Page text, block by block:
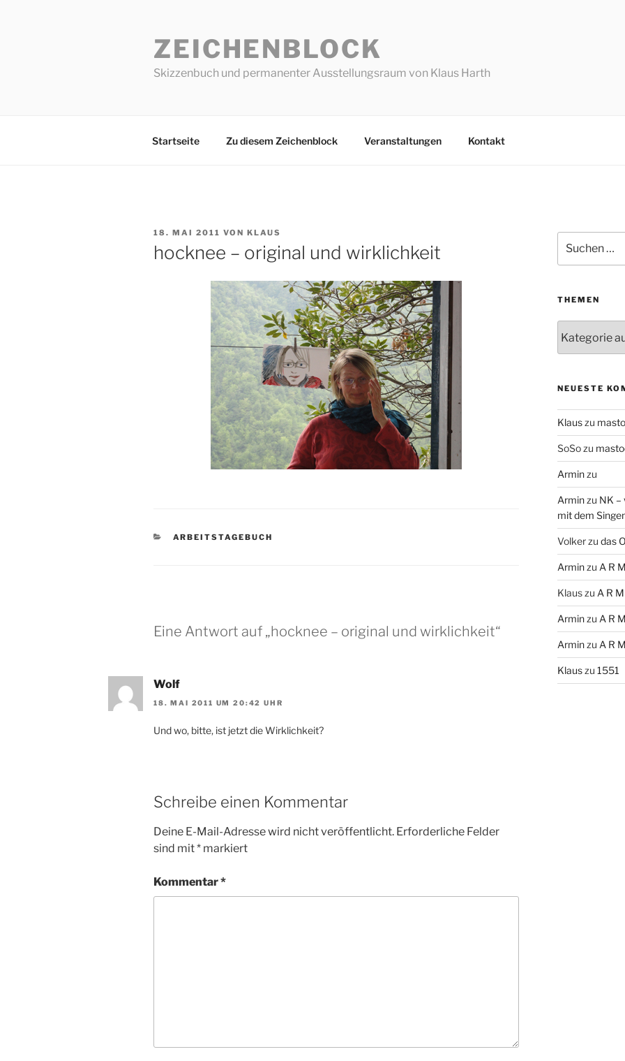
ZEICHENBLOCK
Skizzenbuch und permanenter Ausstellungsraum von Klaus Harth
Startseite Zu diesem Zeichenblock Veranstaltungen Kontakt
VERÖFFENTLICHT
AM
18. MAI 2011 VON KLAUS
hocknee – original und wirklichkeit
KATEGORIEN
ARBEITSTAGEBUCH
Eine Antwort auf „hocknee – original und wirklichkeit“
Wolf
18. MAI 2011 UM 20:42 UHR
Und wo, bitte, ist jetzt die Wirklichkeit?
Schreibe einen Kommentar
Deine E-Mail-Adresse wird nicht veröffentlicht. Erforderliche Felder
sind mit* markiert
Kommentar*
nach:
THEMEN
NEUESTE
Klauszu
SoSozu
Arminzu
Arminzu NK –
mit dem
Volkerzu das
Arminzu A R
Klauszu A R
Arminzu A R
Arminzu A R
Klauszu 1551